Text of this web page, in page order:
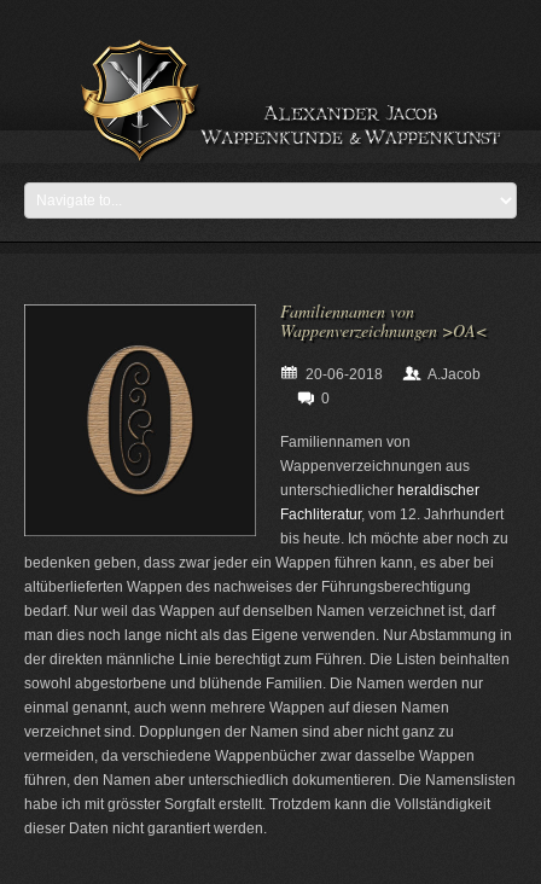
Familiennamen von
Wappenverzeichnungen >OA<
20-06-2018
A.Jacob
0
Familiennamen von
Wappenverzeichnungen aus
unterschiedlicher heraldischer
Fachliteratur, vom 12. Jahrhundert
bis heute. Ich möchte aber noch zu
bedenken geben, dass zwar jeder ein Wappen führen kann, es aber bei
altüberlieferten Wappen des nachweises der Führungsberechtigung
bedarf. Nur weil das Wappen auf denselben Namen verzeichnet ist, darf
man dies noch lange nicht als das Eigene verwenden. Nur Abstammung in
der direkten männliche Linie berechtigt zum Führen. Die Listen beinhalten
sowohl abgestorbene und blühende Familien. Die Namen werden nur
einmal genannt, auch wenn mehrere Wappen auf diesen Namen
verzeichnet sind. Dopplungen der Namen sind aber nicht ganz zu
vermeiden, da verschiedene Wappenbücher zwar dasselbe Wappen
führen, den Namen aber unterschiedlich dokumentieren. Die Namenslisten
habe ich mit grösster Sorgfalt erstellt. Trotzdem kann die Vollständigkeit
dieser Daten nicht garantiert werden.